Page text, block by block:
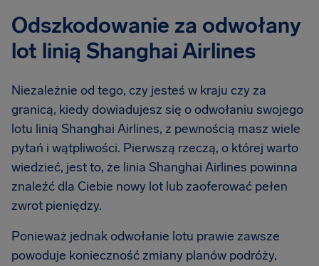
Odszkodowanie za odwołany
lot linią Shanghai Airlines
Niezależnie od tego, czy jesteś w kraju czy za
granicą, kiedy dowiadujesz się o odwołaniu swojego
lotu linią Shanghai Airlines, z pewnością masz wiele
pytań i wątpliwości. Pierwszą rzeczą, o której warto
wiedzieć, jest to, że linia Shanghai Airlines powinna
znaleźć dla Ciebie nowy lot lub zaoferować pełen
zwrot pieniędzy.
Ponieważ jednak odwołanie lotu prawie zawsze
powoduje konieczność zmiany planów podróży,